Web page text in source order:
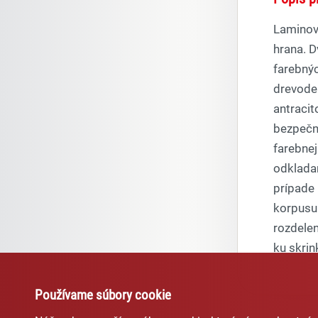
hrana.
prípade
ku
Používame súbory cookie